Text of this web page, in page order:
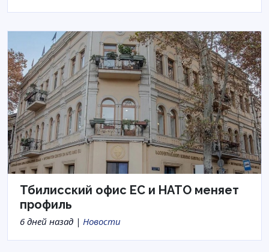
Тбилисский офис ЕС и НАТО меняет
профиль
6 дней назад | Новости